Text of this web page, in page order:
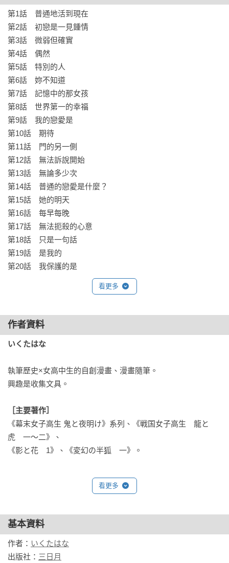
第1話　普通地活到現在
第2話　初戀是一見鍾情
第3話　微弱但確實
第4話　偶然
第5話　特別的人
第6話　妳不知道
第7話　記憶中的那女孩
第8話　世界第一的幸福
第9話　我的戀愛是
第10話　期待
第11話　門的另一側
第12話　無法訴說開始
第13話　無論多少次
第14話　普通的戀愛是什麼？
第15話　她的明天
第16話　每早每晚
第17話　無法扼殺的心意
第18話　只是一句話
第19話　是我的
第20話　我保護的是
看更多
作者資料
いくたはな
執筆歷史×女高中生的自創漫畫、漫畫隨筆。
興趣是收集文具。
［主要著作］
《幕末女子高生 鬼と夜明け》系列、《戦国女子高生　龍と
虎　一～二》、
《影と花　1》、《変幻の半狐　一》。
看更多
基本資料
作者： いくたはな
出版社： 三日月